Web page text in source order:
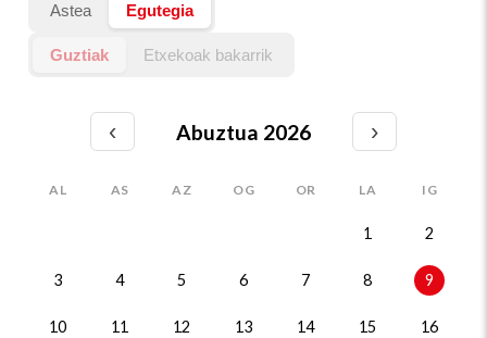
Astea Egutegia
Guztiak Etxekoak bakarrik
‹ Abuztua 2026 ›
AL AS AZ OG OR LA IG
1 2
3 4 5 6 7 8 9
10 11 12 13 14 15 16